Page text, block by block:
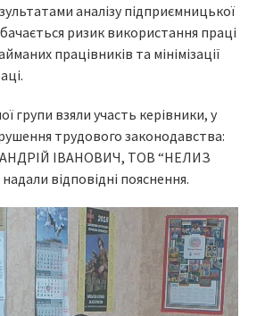
аналізу підприємницької
ризик використання праці
працівників та мінімізації
групи взяли участь керівники, у
трудового законодавства:
ІВАНОВИЧ, ТОВ “НЕЛИЗ
відповідні пояснення.